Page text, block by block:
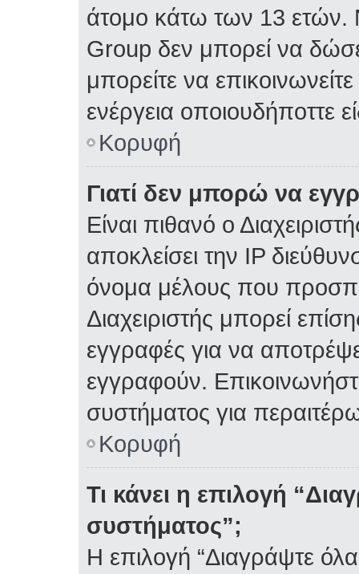
άτομο κάτω των 13 ετών.
Group δεν μπορεί να
μπορείτε να
ενέργεια
Κορυφή
Γιατί δεν μπορώ να
Είναι πιθανό ο
αποκλείσει την IP
όνομα μέλους που
Διαχειριστής μπορεί
εγγραφές για να
εγγραφούν.
συστήματος για
Κορυφή
Τι κάνει η επιλογή
συστήματος”;
Η επιλογή “Διαγράψτε